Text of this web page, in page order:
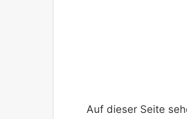
Auf dieser Seite